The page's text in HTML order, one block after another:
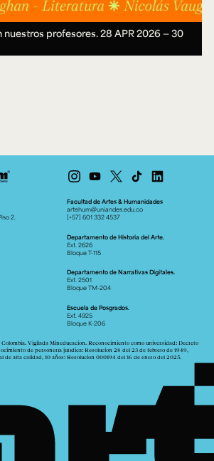
nuestros profesores.28 APR 2026 ― 30
2.
Facultad de Artes & Humanidades
artehum@uniandes.edu.co
[+57] 601 332 4537
Departamento de Historia del Arte.
Ext. 2626
Bloque T-115
Departamento de Narrativas Digitales.
Ext. 2501
Bloque TM-204
Escuela de Posgrados.
Ext. 4925
Bloque K-206
Vigilada Mineducación. Reconocimiento como universidad: Decreto
de personería jurídica: Resolución 28 del 23 de febrero de 1949,
alta calidad, 10 años: Resolución 000194 del 16 de enero del 2025.